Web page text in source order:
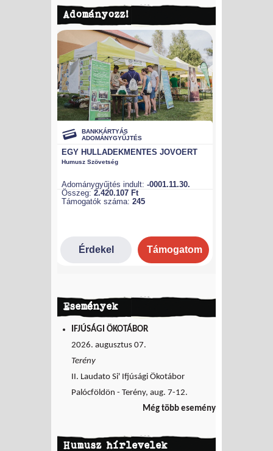
Adományozz!
Események
IFJÚSÁGI ÖKOTÁBOR
2026. augusztus 07.
Terény
II. Laudato Si' Ifjúsági Ökotábor
Palócföldön - Terény, aug. 7-12.
Még több esemény
Humusz hírlevelek